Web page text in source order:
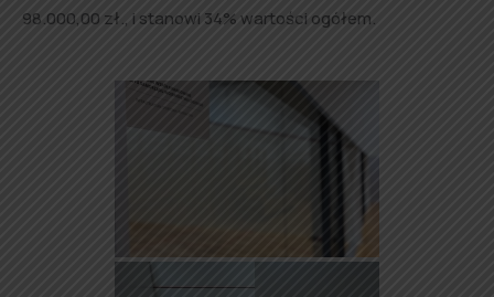
98.000,00 zł., i stanowi 34% wartości ogółem.